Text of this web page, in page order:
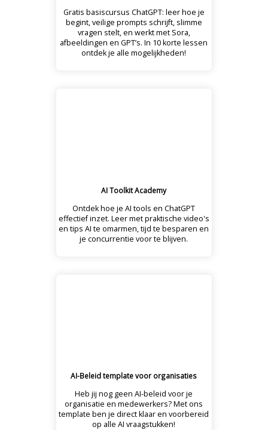
Gratis basiscursus ChatGPT: leer hoe je
begint, veilige prompts schrijft, slimme
vragen stelt, en werkt met Sora,
afbeeldingen en GPT’s. In 10 korte lessen
ontdek je alle mogelijkheden!
AI Toolkit Academy
Ontdek hoe je AI tools en ChatGPT
effectief inzet. Leer met praktische video's
en tips AI te omarmen, tijd te besparen en
je concurrentie voor te blijven.
AI-Beleid template voor organisaties
Heb jij nog geen AI-beleid voor je
organisatie en medewerkers? Met ons
template ben je direct klaar en voorbereid
op alle AI vraagstukken!